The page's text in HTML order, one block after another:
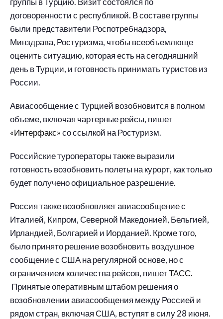
договоренности с республикой. В составе группы
были представители Роспотребнадзора,
Минздрава, Ростуризма, чтобы всеобъемлюще
оценить ситуацию, которая есть на сегодняшний
день в Турции, и готовность принимать туристов из
России.
Авиасообщение с Турцией возобновится в полном
объеме, включая чартерные рейсы, пишет
«Интерфакс»со ссылкой на Ростуризм.
Российские туроператоры также выразили
готовность возобновить полеты на курорт, как только
будет получено официальное разрешение.
Россия также возобновляет авиасообщение с
Италией, Кипром, Северной Македонией, Бельгией,
Ирландией, Болгарией и Иорданией. Кроме того,
было принято решение возобновить воздушное
сообщение с США на регулярной основе, но с
ограничением количества рейсов, пишетТАСС.
Принятые оперативным штабом решения о
возобновлении авиасообщения между Россией и
рядом стран, включая США, вступят в силу 28 июня.